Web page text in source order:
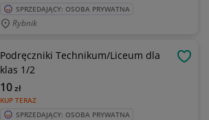
SPRZEDAJĄCY: OSOBA PRYWATNA
Rybnik
Podręczniki Technikum/Liceum dla
klas 1/2
KUP TERAZ
10zł
SPRZEDAJĄCY: OSOBA PRYWATNA